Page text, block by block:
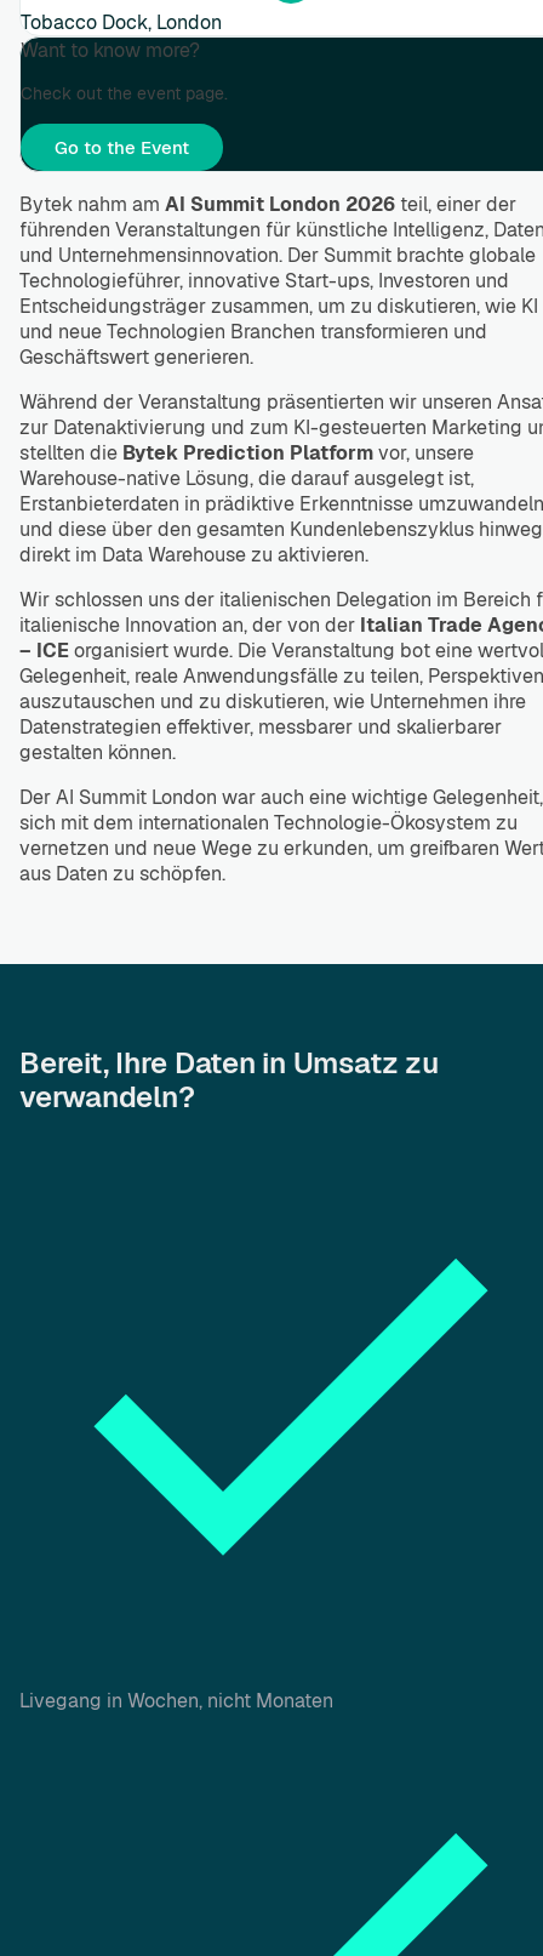
Tobacco Dock, London
Want to know more?
Check out the event page.
Go to the Event
Bytek nahm am AI Summit London 2026 teil, einer der
führenden Veranstaltungen für künstliche Intelligenz,
und Unternehmensinnovation. Der Summit brachte globale
Technologieführer, innovative Start-ups, Investoren und
Entscheidungsträger zusammen, um zu diskutieren, wie KI
und neue Technologien Branchen transformieren und
Geschäftswert generieren.
Während der Veranstaltung präsentierten wir unseren
zur Datenaktivierung und zum KI-gesteuerten Marketing
stellten die Bytek Prediction Platformvor, unsere
Warehouse-native Lösung, die darauf ausgelegt ist,
Erstanbieterdaten in prädiktive Erkenntnisse umzuwandeln
und diese über den gesamten Kundenlebenszyklus hinweg
direkt im Data Warehouse zu aktivieren.
Wir schlossen uns der italienischen Delegation im Bereich
italienische Innovation an, der von der Italian Trade
– ICEorganisiert wurde. Die Veranstaltung bot eine
Gelegenheit, reale Anwendungsfälle zu teilen, Perspektiven
auszutauschen und zu diskutieren, wie Unternehmen ihre
Datenstrategien effektiver, messbarer und skalierbarer
gestalten können.
Der AI Summit London war auch eine wichtige Gelegenheit,
sich mit dem internationalen Technologie-Ökosystem zu
vernetzen und neue Wege zu erkunden, um greifbaren
aus Daten zu schöpfen.
Bereit, Ihre Daten in Umsatz zu
verwandeln?
Livegang in Wochen, nicht Monaten